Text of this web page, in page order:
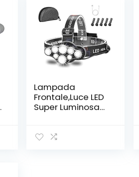
Lampada
Frontale,Luce LED
Super Luminosa
Ricaricabile